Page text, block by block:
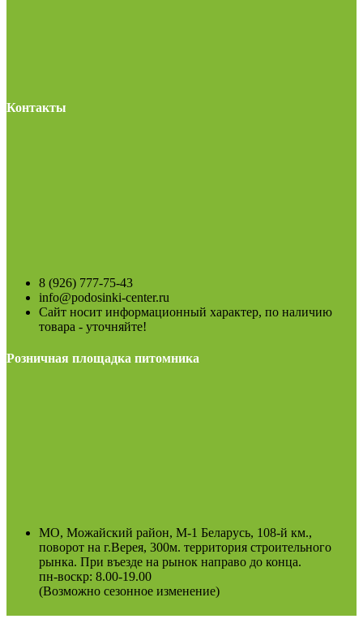
Контакты
8 (926) 777-75-43
info@podosinki-center.ru
Сайт носит информационный характер, по наличию
товара - уточняйте!
Розничная площадка питомника
МО, Можайский район, М-1 Беларусь, 108-й км.,
поворот на г.Верея, 300м. территория строительного
рынка. При въезде на рынок направо до конца.
пн-воскр: 8.00-19.00
(Возможно сезонное изменение)